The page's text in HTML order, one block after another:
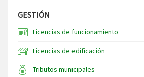
GESTIÓN
Licencias de funcionamiento
Licencias de edificación
Tributos municipales